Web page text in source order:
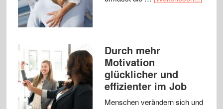
Durch mehr
Motivation
glücklicher und
effizienter im Job
Menschen verändern sich und